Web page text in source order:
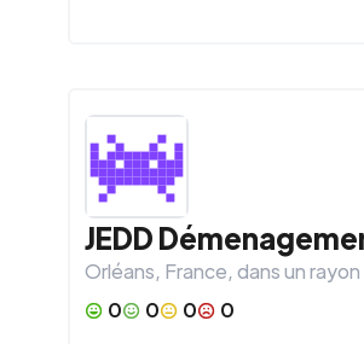
JEDD
Orléans, France, dans un rayon
0
0 0
0